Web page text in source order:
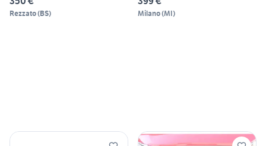
Rezzato(BS) Milano(MI)